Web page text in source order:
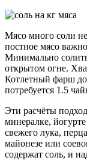
Мясо много соли
постное мясо
Минимально
открытом огне.
Котлетный фарш
потребуется 1.5
Эти расчёты
минералке,
свежего лука,
майонезе или
содержат соль, и